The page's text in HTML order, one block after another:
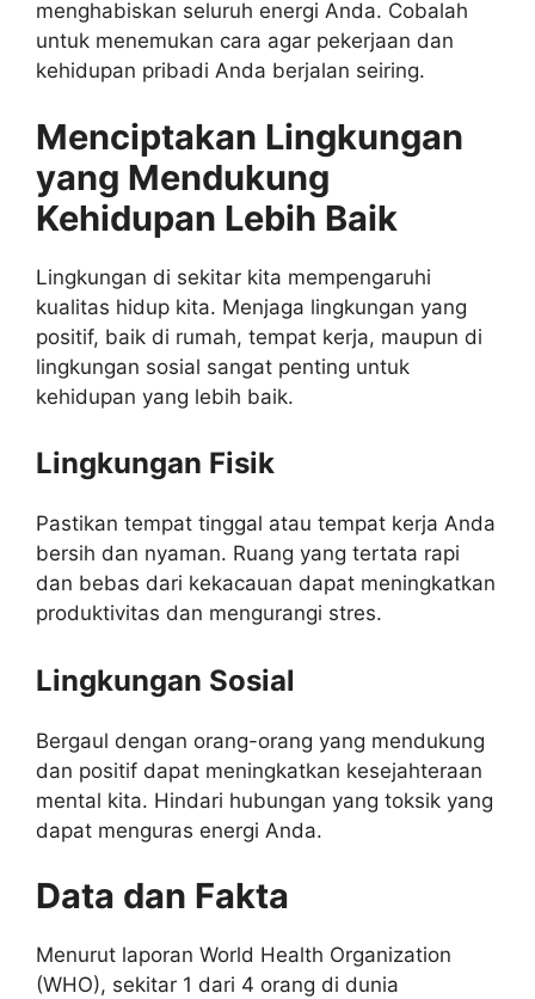
menghabiskan seluruh energi Anda. Cobalah
untuk menemukan cara agar pekerjaan dan
kehidupan pribadi Anda berjalan seiring.
Menciptakan Lingkungan
yang Mendukung
Kehidupan Lebih Baik
Lingkungan di sekitar kita mempengaruhi
kualitas hidup kita. Menjaga lingkungan yang
positif, baik di rumah, tempat kerja, maupun di
lingkungan sosial sangat penting untuk
kehidupan yang lebih baik.
Lingkungan Fisik
Pastikan tempat tinggal atau tempat kerja Anda
bersih dan nyaman. Ruang yang tertata rapi
dan bebas dari kekacauan dapat meningkatkan
produktivitas dan mengurangi stres.
Lingkungan Sosial
Bergaul dengan orang-orang yang mendukung
dan positif dapat meningkatkan kesejahteraan
mental kita. Hindari hubungan yang toksik yang
dapat menguras energi Anda.
Data dan Fakta
Menurut laporan World Health Organization
(WHO), sekitar 1 dari 4 orang di dunia